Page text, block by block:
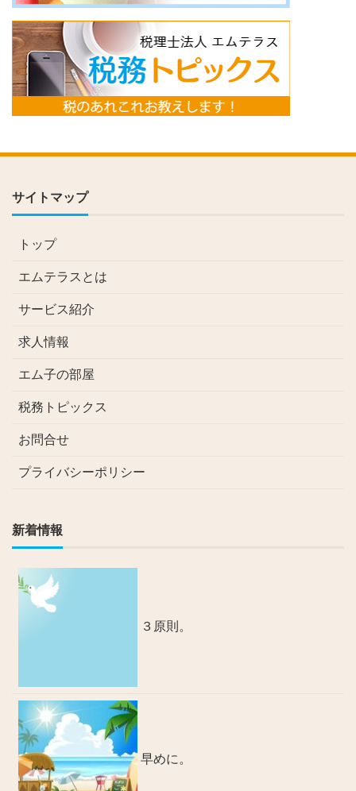
サイトマップ
トップ
エムテラスとは
サービス紹介
求人情報
エム子の部屋
税務トピックス
お問合せ
プライバシーポリシー
新着情報
３原則。
早めに。